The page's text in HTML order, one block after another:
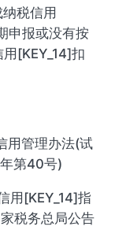
税信用
申报或没有按
[KEY_14]扣
用管理办法(试
第40号)
用[KEY_14]指
税务总局公告